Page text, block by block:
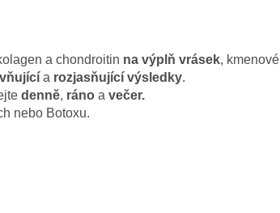
a chondroitin na výplň vrásek,
a rozjasňující výsledky.
denně, ráno a večer.
nebo Botoxu.